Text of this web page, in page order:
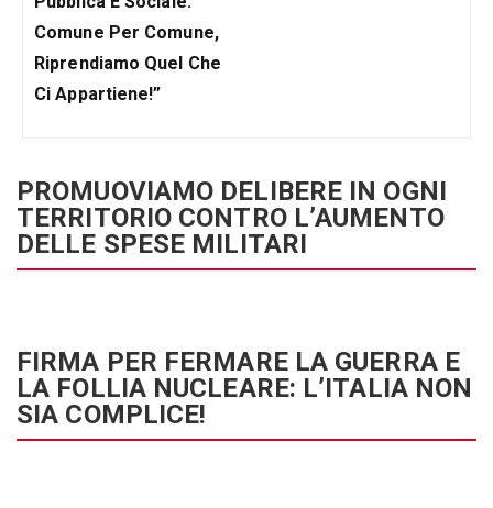
Comune Per Comune,
Riprendiamo Quel Che
Ci Appartiene!”
PROMUOVIAMO DELIBERE IN OGNI
TERRITORIO CONTRO L’AUMENTO
DELLE SPESE MILITARI
FIRMA PER FERMARE LA GUERRA E
LA FOLLIA NUCLEARE: L’ITALIA NON
SIA COMPLICE!